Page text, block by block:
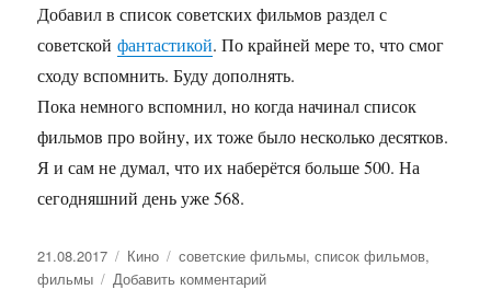
Добавил в список советских фильмов раздел с
советскойфантастикой. По крайней мере то, что смог
сходу вспомнить. Буду дополнять.
Пока немного вспомнил, но когда начинал список
фильмов про войну, их тоже было несколько десятков.
Я и сам не думал, что их наберётся больше 500. На
сегодняшний день уже 568.
Опубликовано
21.08.2017 Рубрики
Кино Метки
советские фильмы,список фильмов,
фильмы
Добавить комментарий